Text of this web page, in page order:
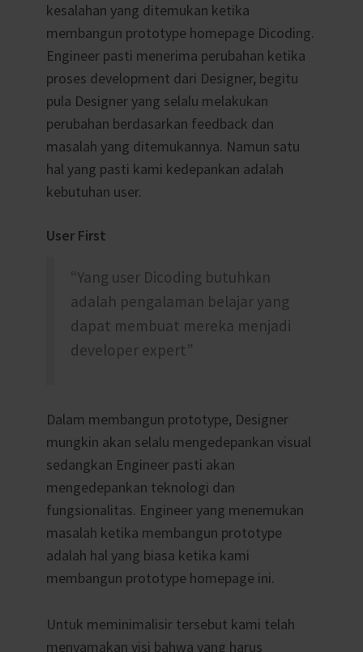
kesalahan yang ditemukan ketika
membangun prototype homepage Dicoding.
Engineer pasti menerima perubahan ketika
proses development dari Designer, begitu
pula Designer yang selalu melakukan
perubahan berdasarkan feedback dan
masalah yang ditemukannya. Namun satu
hal yang pasti kami kedepankan adalah
kebutuhan user.
User First
“Yang user Dicoding butuhkan
adalah pengalaman belajar yang
dapat membuat mereka menjadi
developer expert”
Dalam membangun prototype, Designer
mungkin akan selalu mengedepankan visual
sedangkan Engineer pasti akan
mengedepankan teknologi dan
fungsionalitas. Engineer yang menemukan
masalah ketika membangun prototype
adalah hal yang biasa ketika kami
membangun prototype homepage ini.
Untuk meminimalisir tersebut kami telah
menyamakan visi bahwa yang harus